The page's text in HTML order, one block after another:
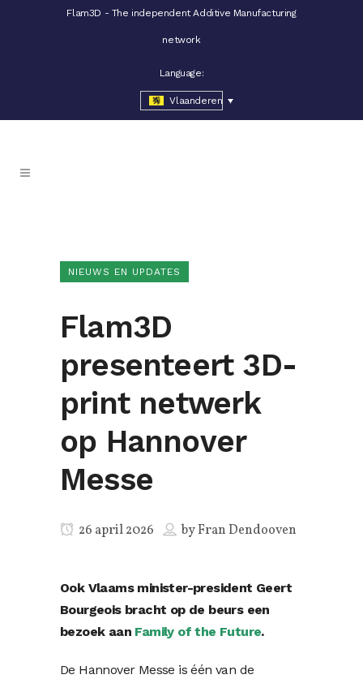
Flam3D - The independent Additive Manufacturing
network
Language:
Vlaanderen
NIEUWS EN UPDATES
Flam3D
presenteert 3D-
print netwerk
op Hannover
Messe
26 april 2026 byFran Dendooven
Ook Vlaams minister-president Geert
Bourgeois bracht op de beurs een
bezoek aan Family of the Future.
De Hannover Messe is één van de